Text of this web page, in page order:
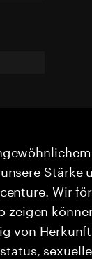
Stärke
Wir
von